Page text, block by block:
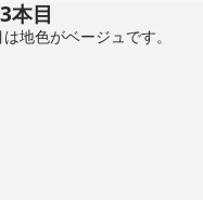
本目
地色がベージュです。